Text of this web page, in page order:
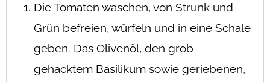
Die Tomaten waschen, von Strunk und
Grün befreien, würfeln und in eine Schale
geben. Das Olivenöl, den grob
gehacktem Basilikum sowie geriebenen,